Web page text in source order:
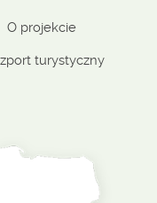
O projekcie
turystyczny